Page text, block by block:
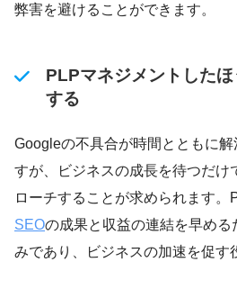
弊害を避けることができます。
PLPマネジメントした
する
Googleの不具合が時間とともに解
すが、ビジネスの成長を待つだけ
ローチすることが求められます。
SEOの成果と収益の連結を早める
みであり、ビジネスの加速を促す